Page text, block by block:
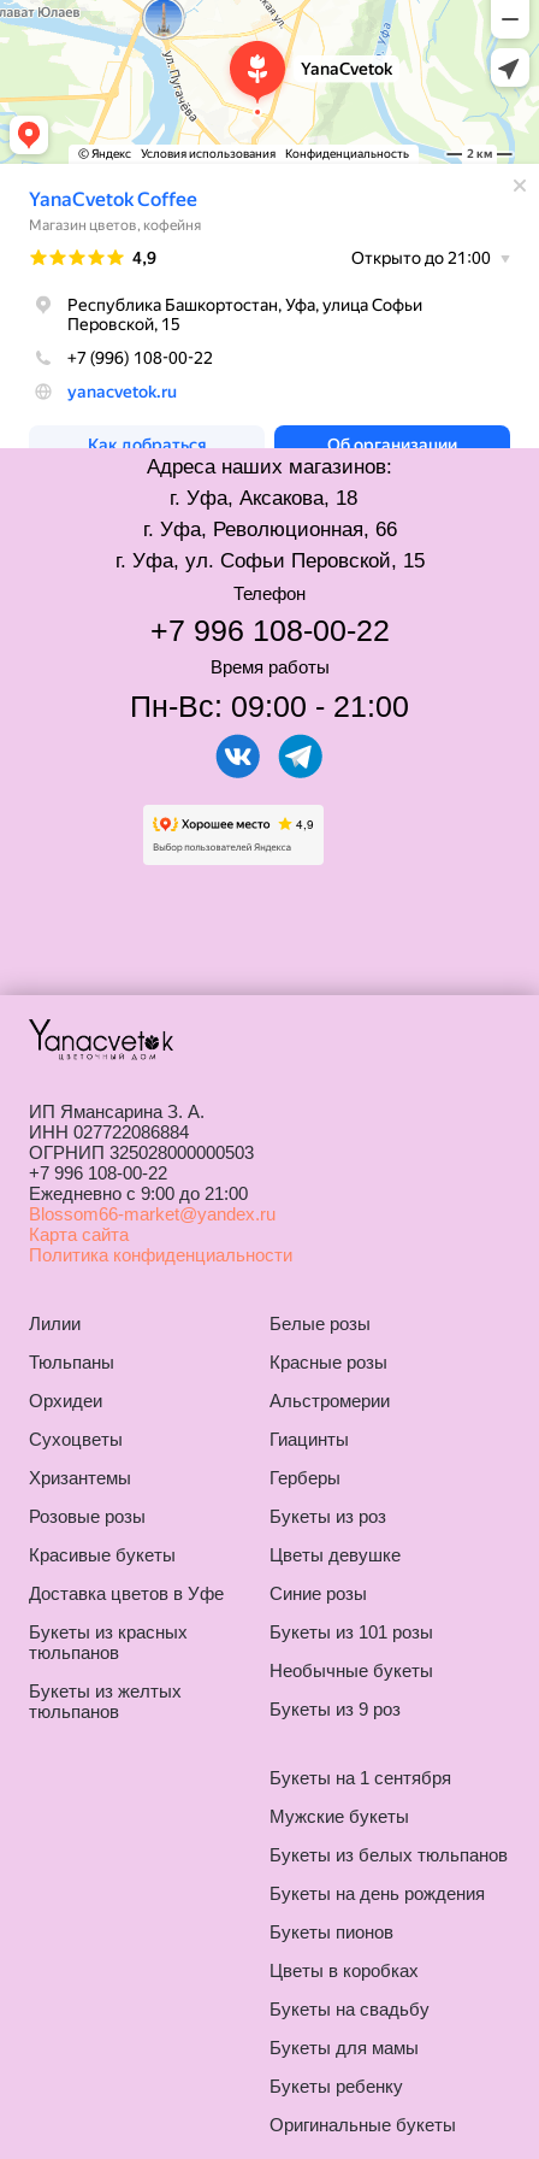
ИП Ямансарина З. А.
ИНН 027722086884
ОГРНИП 325028000000503
+7 996 108-00-22
Ежедневно с 9:00 до 21:00
Blossom66-market@yandex.ru
Карта сайта
Политика конфиденциальности
Лилии
Тюльпаны
Орхидеи
Сухоцветы
Хризантемы
Розовые розы
Красивые букеты
Доставка цветов в Уфе
Букеты из красных
тюльпанов
Букеты из желтых
тюльпанов
Белые розы
Красные розы
Альстромерии
Гиацинты
Герберы
Букеты из роз
Цветы девушке
Синие розы
Букеты из 101 розы
Необычные букеты
Букеты из 9 роз
Букеты на 1 сентября
Мужские букеты
Букеты из белых тюльпанов
Букеты на день рождения
Букеты пионов
Цветы в коробках
Букеты на свадьбу
Букеты для мамы
Букеты ребенку
Оригинальные букеты